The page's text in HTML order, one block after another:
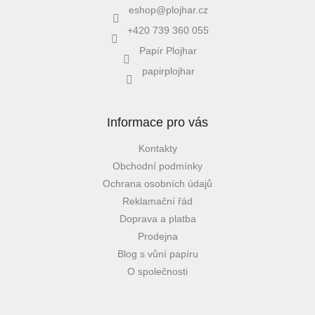
eshop@plojhar.cz
+420 739 360 055
Papír Plojhar
papirplojhar
Informace pro vás
Kontakty
Obchodní podmínky
Ochrana osobních údajů
Reklamační řád
Doprava a platba
Prodejna
Blog s vůní papíru
O společnosti